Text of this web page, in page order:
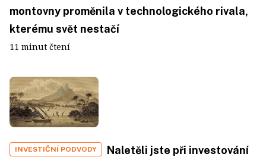
montovny proměnila v technologického rivala,
kterému svět nestačí
11 minut čtení
INVESTIČNÍ PODVODY
Naletěli jste při investování